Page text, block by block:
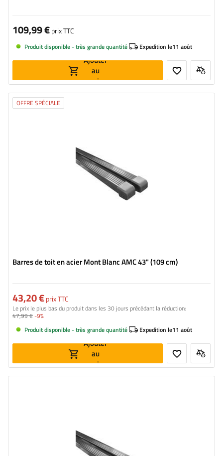
109,99 €prix TTC
Produit disponible - très grande quantité Expedition le11 août
Ajouter
au
panier
OFFRE SPÉCIALE
Barres de toit en acier Mont Blanc AMC 43" (109 cm)
43,20 €prix TTC
Le prix le plus bas du produit dans les 30 jours précédant la réduction:
47,99 €-9%
Produit disponible - très grande quantité
Expedition le11 août
Ajouter
au
panier